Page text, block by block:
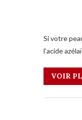
Si votre
l’acide
VOIR